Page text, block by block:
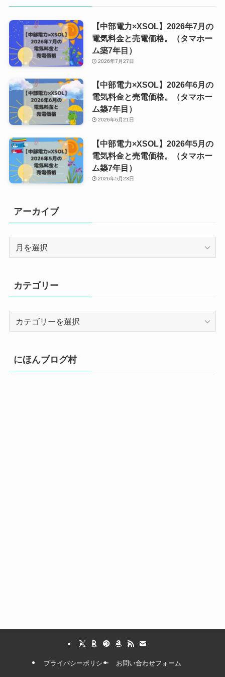
【中部電力×XSOL】2026年7月の
電気料金と売電価格。（タマホー
ム築7年目）
2026年7月27日
【中部電力×XSOL】2026年6月の
電気料金と売電価格。（タマホー
ム築7年目）
2026年6月21日
【中部電力×XSOL】2026年5月の
電気料金と売電価格。（タマホー
ム築7年目）
2026年5月23日
アーカイブ
ブ
カテゴリー
リ
ー
にほんブログ村
プライバシーポリシー お問い合わせフォーム